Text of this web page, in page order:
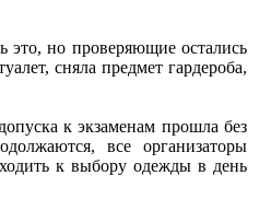
это, но проверяющие остались
сняла предмет гардероба,
к экзаменам прошла без
все организаторы
к выбору одежды в день